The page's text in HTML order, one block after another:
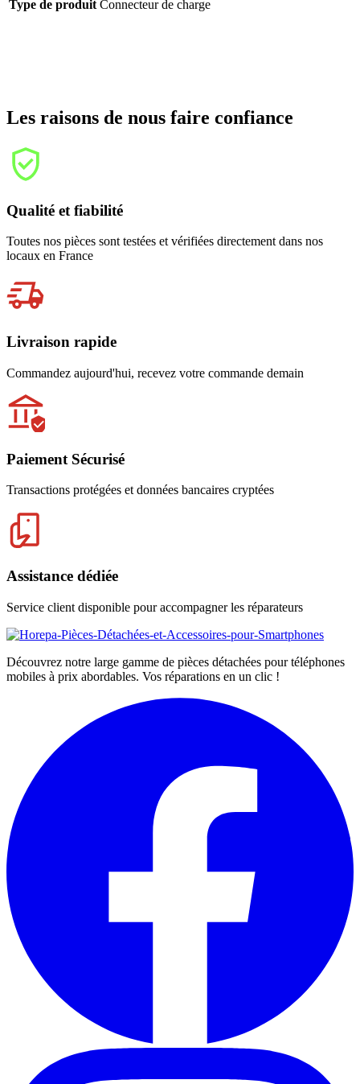
Les raisons de nous faire confiance
Qualité et fiabilité
Toutes nos pièces sont testées et vérifiées directement dans nos
locaux en France
Livraison rapide
Commandez aujourd'hui, recevez votre commande demain
Paiement Sécurisé
Transactions protégées et données bancaires cryptées
Assistance dédiée
Service client disponible pour accompagner les réparateurs
Découvrez notre large gamme de pièces détachées pour téléphones
mobiles à prix abordables. Vos réparations en un clic !